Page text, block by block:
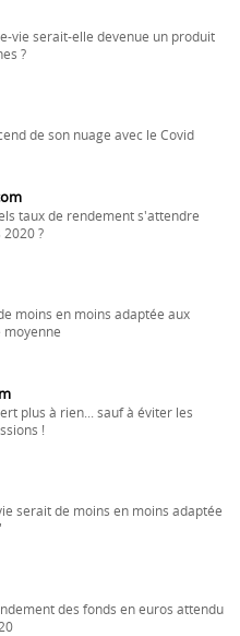
vie serait-elle devenue un produit
?
de son nuage avec le Covid
taux de rendement s'attendre
?
moins en moins adaptée aux
moyenne
plus à rien... sauf à éviter les
!
serait de moins en moins adaptée
des fonds en euros attendu